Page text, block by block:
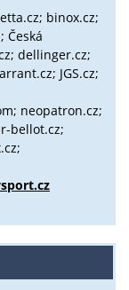
binox.cz;
Česká
dellinger.cz;
JGS.cz;
neopatron.cz;
bellot.cz;